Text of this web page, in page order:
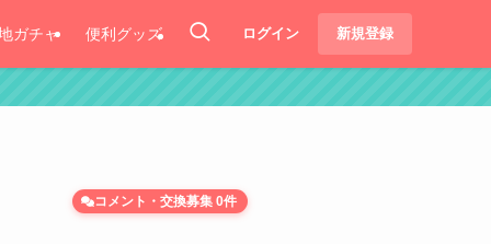
ガチャ 便利グッズ ログイン 新規登録
コメント・交換募集 0件